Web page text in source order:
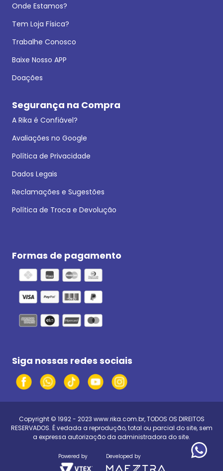
Onde Estamos?
Tem Loja Física?
Trabalhe Conosco
Baixe Nosso APP
Doações
Segurança na Compra
A Rika é Confiável?
Avaliações no Google
Política de Privacidade
Dados Legais
Reclamações e Sugestões
Política de Troca e Devolução
Formas de pagamento
Siga nossas redes sociais
Copyright © 1992 - 2023 www.rika.com.br, TODOS OS DIREITOS
RESERVADOS. É vedada a reprodução, total ou parcial do site, sem
a expressa autorização da administradora do site.
Powered by Developed by